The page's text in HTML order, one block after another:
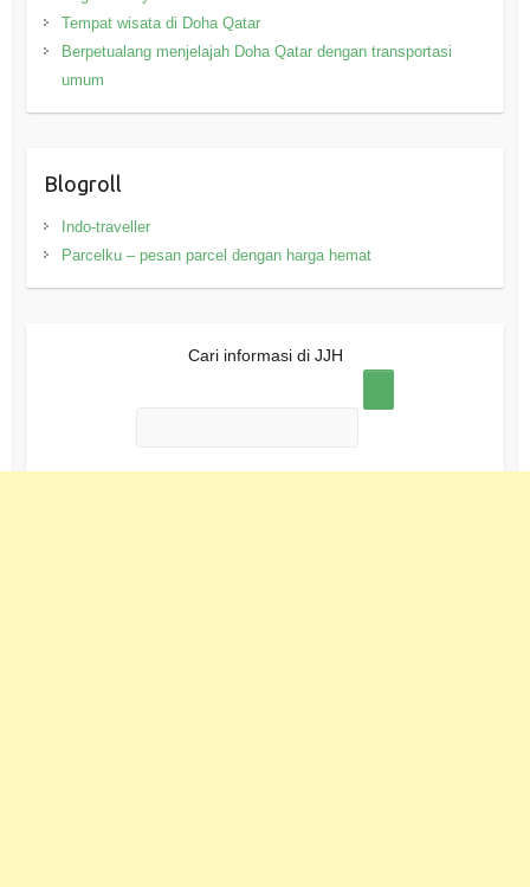
Tempat wisata di Doha Qatar
Berpetualang menjelajah Doha Qatar dengan transportasi
umum
Blogroll
Indo-traveller
Parcelku – pesan parcel dengan harga hemat
Cari informasi di JJH